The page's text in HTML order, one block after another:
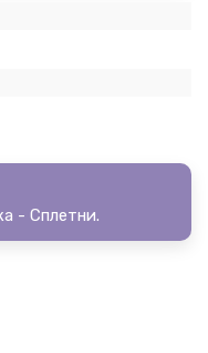
- Сплетни.